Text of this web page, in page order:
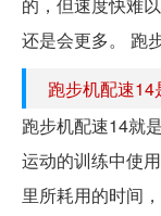
还是会更多。 跑
跑步机配速14
跑步机配速14就
运动的训练中使
里所耗用的时间